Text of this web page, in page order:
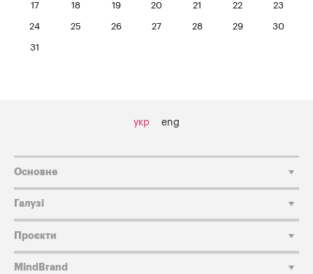
17 18 19 20 21 22 23
24 25 26 27 28 29 30
31
укр eng
Основне
Галузі
Проєкти
MindBrand